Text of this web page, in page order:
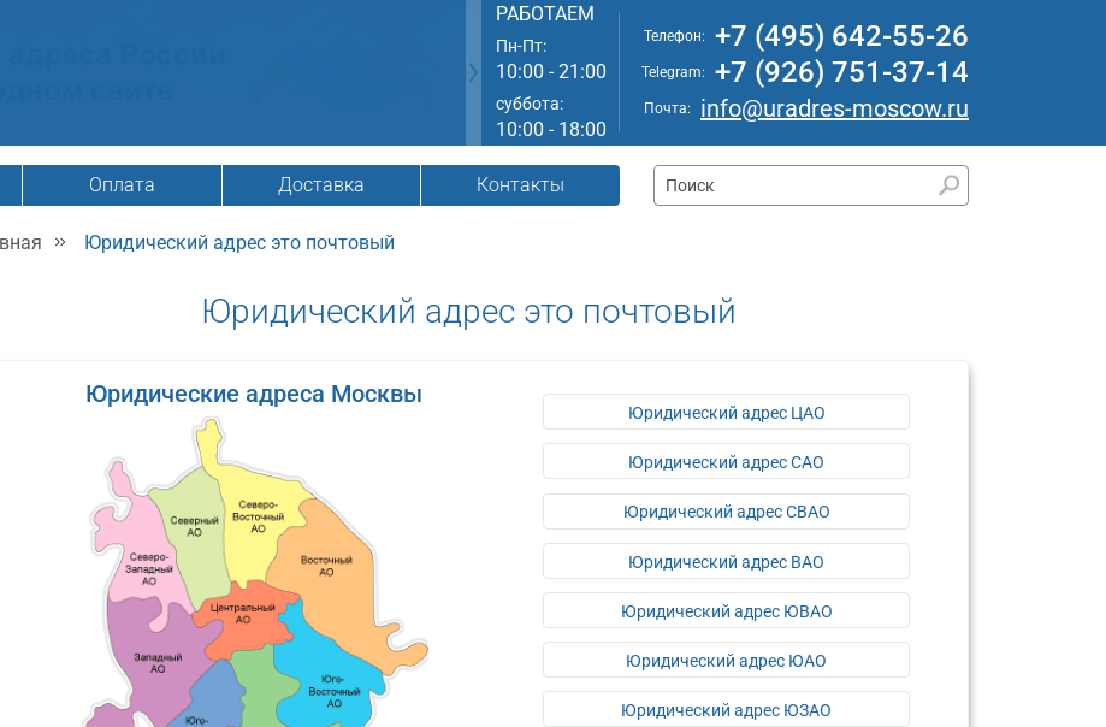
РАБОТАЕМ
Пн-Пт:
10:00 - 21:00
суббота:
10:00 - 18:00
Телефон: +7 (495) 642-55-26
Telegram: +7 (926) 751-37-14
Почта: info@uradres-moscow.ru
Оплата Доставка Контакты
Юридический адрес это почтовый
Юридический адрес это почтовый
Юридические адреса Москвы
Юридический адрес ЦАО
Юридический адрес САО
Юридический адрес СВАО
Юридический адрес ВАО
Юридический адрес ЮВАО
Юридический адрес ЮАО
Юридический адрес ЮЗАО